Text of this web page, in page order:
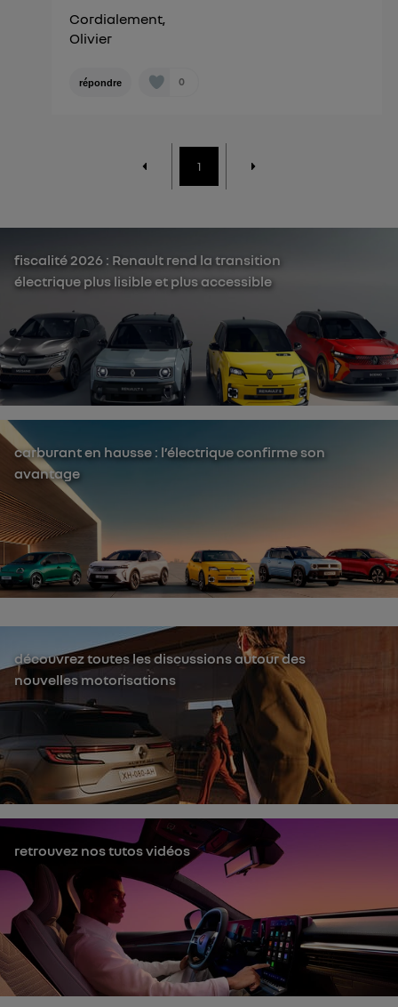
Cordialement,
Olivier
répondre 0
1
fiscalité 2026 : Renault rend la transition
électrique plus lisible et plus accessible
carburant en hausse : l’électrique confirme son
avantage
découvrez toutes les discussions autour des
nouvelles motorisations
retrouvez nos tutos vidéos